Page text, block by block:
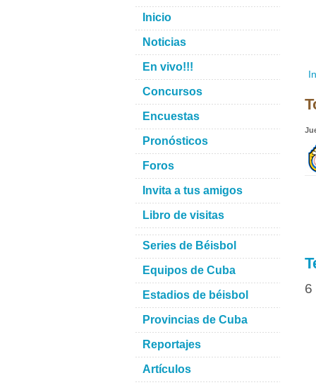
6
Inicio
Noticias
En vivo!!!
Concursos
Encuestas
Pronósticos
Foros
Invita a tus amigos
Libro de visitas
Series de Béisbol
Equipos de Cuba
Estadios de béisbol
Provincias de Cuba
Reportajes
Artículos